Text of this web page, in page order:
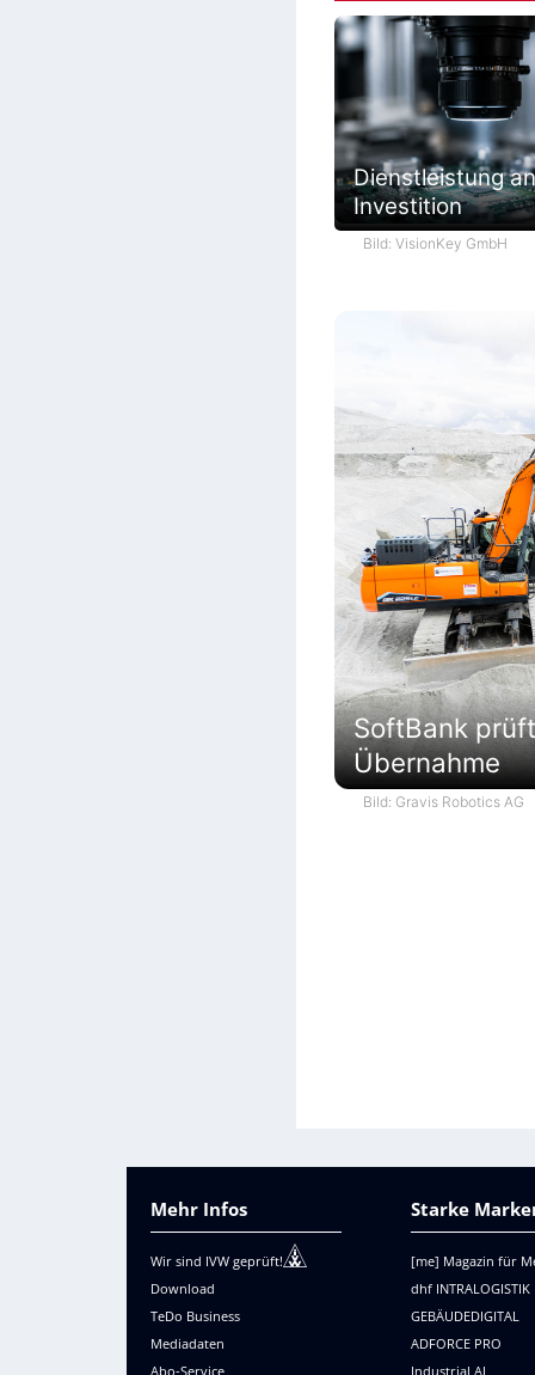
Dienstleistung
Investition
Bild: VisionKey GmbH
SoftBank
Übernahme
Bild: Gravis Robotics AG
Mehr Infos
Wir sind IVW geprüft!
Download
TeDo Business
Mediadaten
Abo-Service
Starke
[me] Magazin für
dhf INTRALOGISTIK
GEBÄUDEDIGITAL
ADFORCE PRO
Industrial AI